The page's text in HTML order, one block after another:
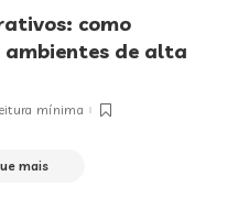
como
de alta
mínima
mais